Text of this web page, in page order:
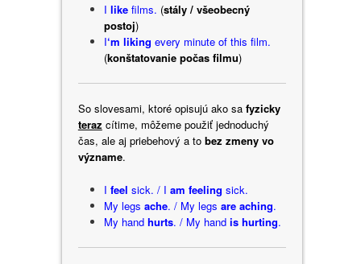
Ilike films. (stály / všeobecný
postoj)
I‘m liking every minute of this film.
(konštatovanie počas filmu)
So slovesami, ktoré opisujú ako sa fyzicky
teraz cítime, môžeme použiť jednoduchý
čas, ale aj priebehový a to bez zmeny vo
význame.
I feel sick. / Iam feeling sick.
My legsache. / My legsare aching.
My handhurts. / My handis hurting.